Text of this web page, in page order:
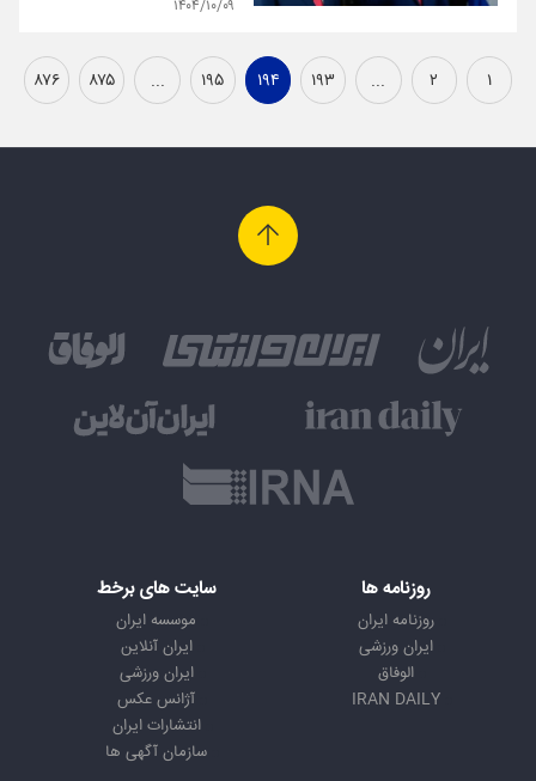
۱۴۰۴/۱۰/۰۹
۱ ۲ ... ۱۹۳ ۱۹۴ ۱۹۵ ... ۸۷۵ ۸۷۶
روزنامه ها
روزنامه ایران
ایران ورزشی
الوفاق
IRAN DAILY
سایت های برخط
موسسه ایران
ایران آنلاین
ایران ورزشی
آژانس عکس
انتشارات ایران
سازمان آگهی ها